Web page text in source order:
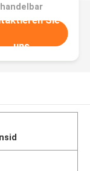
Sie
uns